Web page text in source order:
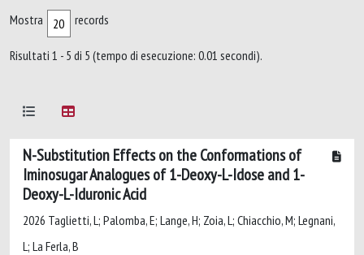
Mostra records
Risultati 1 - 5 di 5 (tempo di esecuzione: 0.01 secondi).
N-Substitution Effects on the Conformations of
Iminosugar Analogues of 1-Deoxy-L-Idose and 1-
Deoxy-L-Iduronic Acid
2026 Taglietti, L; Palomba, E; Lange, H; Zoia, L; Chiacchio, M; Legnani,
L; La Ferla, B